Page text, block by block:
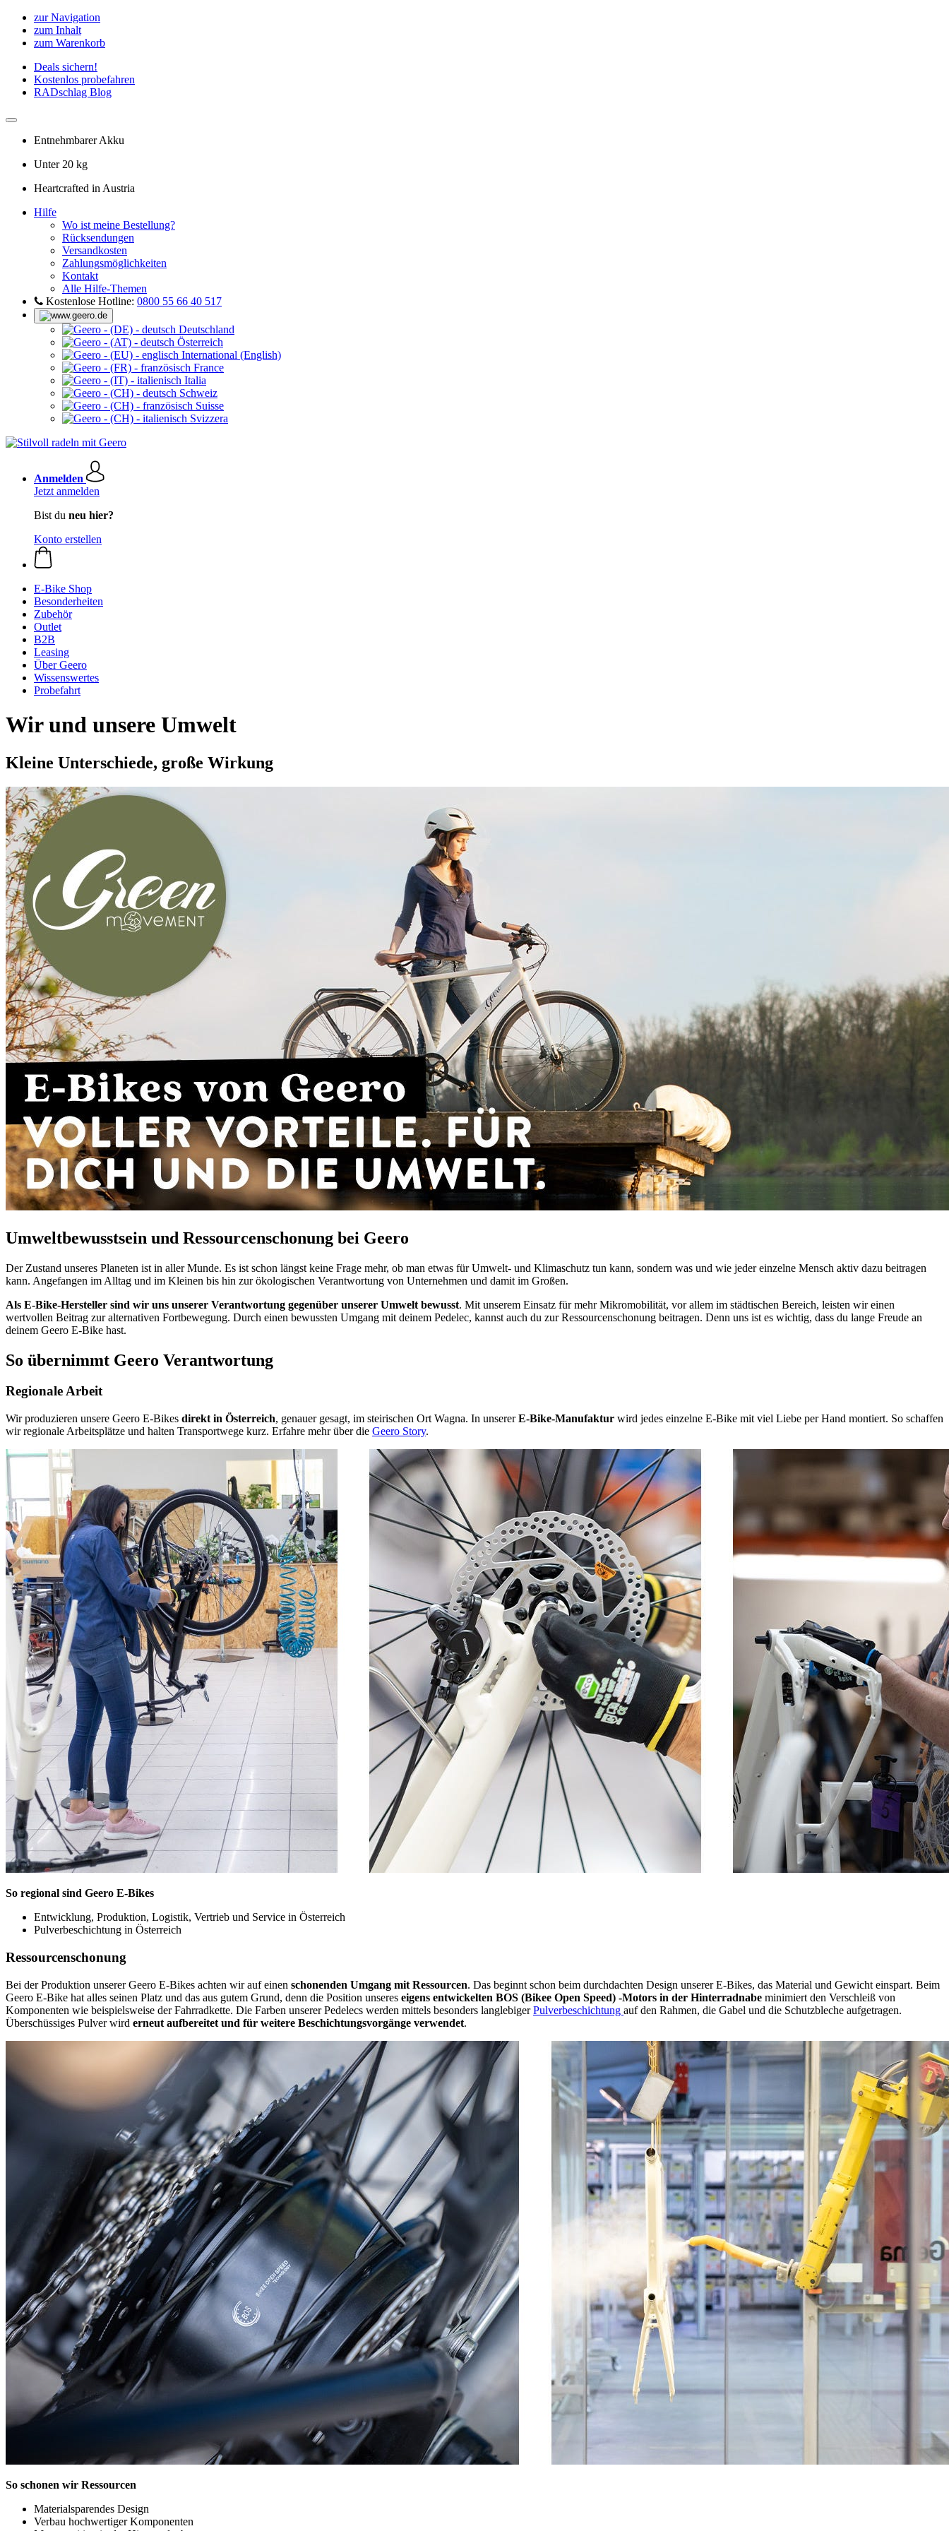
zur Navigation
zum Inhalt
zum Warenkorb
Deals sichern!
Kostenlos probefahren
RADschlag Blog
Entnehmbarer Akku
Unter 20 kg
Heartcrafted in Austria
Hilfe
Wo ist meine Bestellung?
Rücksendungen
Versandkosten
Zahlungsmöglichkeiten
Kontakt
Alle Hilfe-Themen
Kostenlose Hotline: 0800 55 66 40 517
Deutschland
Österreich
International (English)
France
Italia
Schweiz
Suisse
Svizzera
Anmelden
Jetzt anmelden
Bist du neu hier?
Konto erstellen
E-Bike Shop
Besonderheiten
Zubehör
Outlet
B2B
Leasing
Über Geero
Wissenswertes
Probefahrt
Wir und unsere Umwelt
Kleine Unterschiede, große Wirkung
Umweltbewusstsein und Ressourcenschonung bei Geero
Der Zustand unseres Planeten ist in aller Munde. Es ist schon längst keine Frage mehr, ob man etwas für Umwelt- und Klimaschutz tun kann, sondern was und wie jeder einzelne Mensch aktiv dazu beitragen
kann. Angefangen im Alltag und im Kleinen bis hin zur ökologischen Verantwortung von Unternehmen und damit im Großen.
Als E-Bike-Hersteller sind wir uns unserer Verantwortung gegenüber unserer Umwelt bewusst. Mit unserem Einsatz für mehr Mikromobilität, vor allem im städtischen Bereich, leisten wir einen
wertvollen Beitrag zur alternativen Fortbewegung. Durch einen bewussten Umgang mit deinem Pedelec, kannst auch du zur Ressourcenschonung beitragen. Denn uns ist es wichtig, dass du lange Freude an
deinem Geero E-Bike hast.
So übernimmt Geero Verantwortung
Regionale Arbeit
Wir produzieren unsere Geero E-Bikes direkt in Österreich, genauer gesagt, im steirischen Ort Wagna. In unsererE-Bike-Manufaktur wird jedes einzelne E-Bike mit viel Liebe per Hand montiert. So schaffen
wir regionale Arbeitsplätze und halten Transportwege kurz. Erfahre mehr über die Geero Story.
So regional sind Geero E-Bikes
Entwicklung, Produktion, Logistik, Vertrieb und Service in Österreich
Pulverbeschichtung in Österreich
Ressourcenschonung
Bei der Produktion unserer Geero E-Bikes achten wir auf einen schonenden Umgang mit Ressourcen. Das beginnt schon beim durchdachten Design unserer E-Bikes, das Material und Gewicht einspart. Beim
Geero E-Bike hat alles seinen Platz und das aus gutem Grund, denn die Position unseres eigens entwickelten BOS (Bikee Open Speed) -Motors in der Hinterradnabe minimiert den Verschleiß von
Komponenten wie beispielsweise der Fahrradkette. Die Farben unserer Pedelecs werden mittels besonders langlebigerPulverbeschichtung auf den Rahmen, die Gabel und die Schutzbleche aufgetragen.
Überschüssiges Pulver wird erneut aufbereitet und für weitere Beschichtungsvorgänge verwendet.
So schonen wir Ressourcen
Materialsparendes Design
Verbau hochwertiger Komponenten